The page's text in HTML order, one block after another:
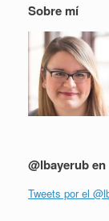
Sobre mí
@lbayerub
Tweets por el